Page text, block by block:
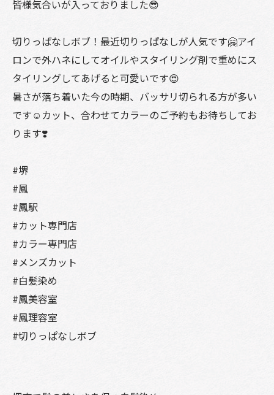
皆様気合いが入っておりました😎
切りっぱなしボブ！最近切りっぱなしが人気です🤗アイ
ロンで外ハネにしてオイルやスタイリング剤で重めにス
タイリングしてあげると可愛いです😍
暑さが落ち着いた今の時期、バッサリ切られる方が多い
です☺️カット、合わせてカラーのご予約もお待ちしてお
ります❣️
#堺
#鳳
#鳳駅
#カット専門店
#カラー専門店
#メンズカット
#白髪染め
#鳳美容室
#鳳理容室
#切りっぱなしボブ